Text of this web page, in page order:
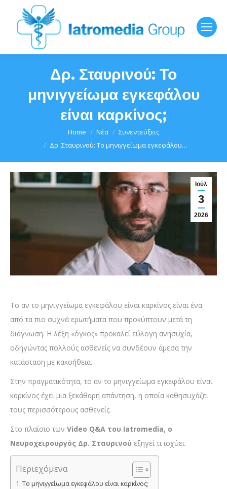
Δρ. Σταυρινού: Το
μηνιγγείωμα εγκεφάλου
είναι καρκίνος;
Home Νέα
Συνεντεύξεις
Δρ. Σταυρινού: Το μηνιγγείωμα εγκεφάλου…
Ιούλ
3
2026
Το αν το μηνιγγείωμα εγκεφάλου είναι καρκίνος είναι ένα
από τα πιο συχνά ερωτήματα που προκύπτουν μετά τη
διάγνωση. Η λέξη «όγκος» προκαλεί εύλογη ανησυχία,
οδηγώντας πολλούς ασθενείς να συνδέουν άμεσα την
κατάσταση με κακοήθεια.
Στην πραγματικότητα, το αν το μηνιγγείωμα εγκεφάλου είναι
καρκίνος έχει μια ξεκάθαρη απάντηση, η οποία καθησυχάζει
τους περισσότερους ασθενείς.
Στο πλαίσιο των Video Q&A του Iatromedia, ο
Νευροχειρουργός Δρ. Σταυρινού εξηγεί τι ισχύει.
Περιεχόμενα
Το μηνιγγείωμα εγκεφάλου είναι καρκίνος;